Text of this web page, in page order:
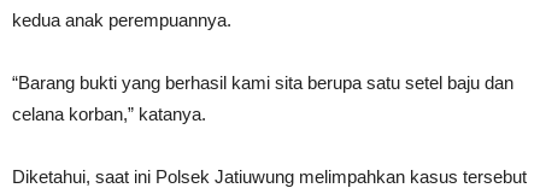
kedua anak perempuannya.
“Barang bukti yang berhasil kami sita berupa satu setel baju dan
celana korban,” katanya.
Diketahui, saat ini Polsek Jatiuwung melimpahkan kasus tersebut